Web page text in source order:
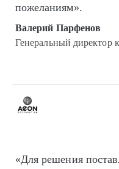
пожеланиям».
Валерий Парфенов
Генеральный
«Для решения